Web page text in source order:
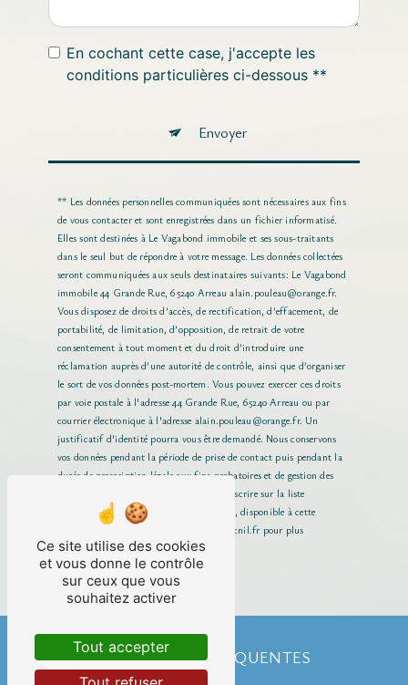
En cochant cette case, j'accepte les
conditions particulières ci-dessous **
Envoyer
** Les données personnelles communiquées sont nécessaires aux fins
de vous contacter et sont enregistrées dans un fichier informatisé.
Elles sont destinées à Le Vagabond immobile et ses sous-traitants
dans le seul but de répondre à votre message. Les données collectées
seront communiquées aux seuls destinataires suivants: Le Vagabond
immobile 44 Grande Rue, 65240 Arreau alain.pouleau@orange.fr.
Vous disposez de droits d’accès, de rectification, d’effacement, de
portabilité, de limitation, d’opposition, de retrait de votre
consentement à tout moment et du droit d’introduire une
réclamation auprès d’une autorité de contrôle, ainsi que d’organiser
le sort de vos données post-mortem. Vous pouvez exercer ces droits
par voie postale à l'adresse 44 Grande Rue, 65240 Arreau ou par
courrier électronique à l'adresse alain.pouleau@orange.fr. Un
justificatif d'identité pourra vous être demandé. Nous conservons
vos données pendant la période de prise de contact puis pendant la
durée de prescription légale aux fins probatoires et de gestion des
contentieux. Vous avez le droit de vous inscrire sur la liste
d'opposition au démarchage téléphonique, disponible à cette
. Consultez le site cnil.fr pour plus
d’informations sur vos droits.
RECHERCHES FRÉQUENTES
Ce site utilise des cookies
et vous donne le contrôle
sur ceux que vous
souhaitez activer
Tout accepter